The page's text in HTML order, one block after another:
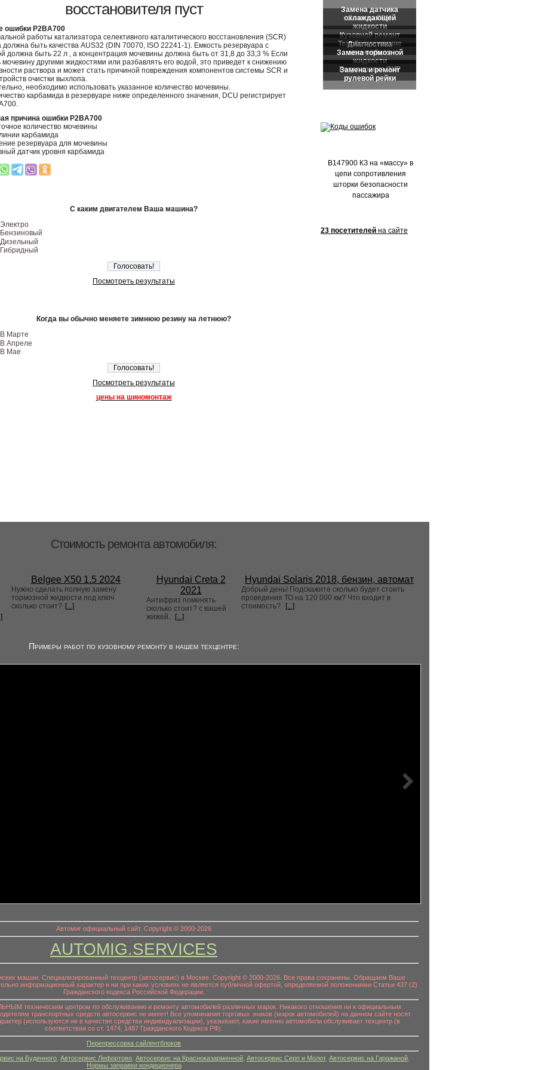
восстановителя пуст
ошибки P2BA700
работы катализатора селективного каталитического восстановления (SCR)
должна быть качества AUS32 (DIN 70070, ISO 22241-1). Емкость резервуара с
должна быть 22 л , а концентрация мочевины должна быть от 31,8 до 33,3 % Если
мочевину другими жидкостями или разбавлять его водой, это приведет к снижению
раствора и может стать причиной повреждения компонентов системы SCR и
очистки выхлопа.
необходимо использовать указанное количество мочевины.
карбамида в резервуаре ниже определенного значения, DCU регистрирует
причина ошибки P2BA700
количество мочевины
карбамида
резервуара для мочевины
датчик уровня карбамида
С каким двигателем Ваша машина?
Электро
Бензиновый
Дизельный
Гибридный
Посмотреть результаты
Когда вы обычно меняете зимнюю резину на летнюю?
В Марте
В Апреле
В Мае
Посмотреть результаты
цены на шиномонтаж
B147900 КЗ на «массу» в
цепи сопротивления
шторки безопасности
пассажира
23 посетителей на сайте
Стоимость ремонта автомобиля:
Belgee X50 1.5 2024
Нужно сделать полную замену
тормозной жидкости под ключ
сколько стоит? [...]
Hyundai Creta 2
2021
Антифриз поменять
сколько стоит? с вашей
жижей.. [...]
Hyundai Solaris 2018, бензин, автомат
Добрый день! Подскажите сколько будет стоить
проведения ТО на 120 000 км? Что входит в
стоимость?
[...]
Примеры работ по кузовному ремонту в нашем техцентре:
Автомиг официальный сайт. Copyright © 2000-2026
AUTOMIG.SERVICES
машин. Специализированный техцентр (автосервис) в Москве. Copyright © 2000-2026. Все права сохранены. Обращаем Ваше
информационный характер и ни при каких условиях не является публичной офертой, определяемой положениями Статьи 437 (2)
Гражданского кодекса Российской Федерации.
техническим центром по обслуживанию и ремонту автомобилей различных марок. Никакого отношения ни к официальным
транспортных средств автосервис не имеет! Все упоминания торговых знаков (марок автомобилей) на данном сайте носят
(используются не в качестве средства индивидуализации), указывают, какие именно автомобили обслуживает техцентр (в
соответствии со ст. 1474, 1487 Гражданского Кодекса РФ).
Перепрессовка сайлентблоков
на Буденного Автосервис Лефортово Автосервис на Красноказарменной Автосервис Серп и Молот, Автосервис на Гаражаной
Нормы заправки кондиционера